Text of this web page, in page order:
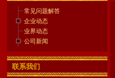
常见问题解答
企业动态
业界动态
公司新闻
联系我们